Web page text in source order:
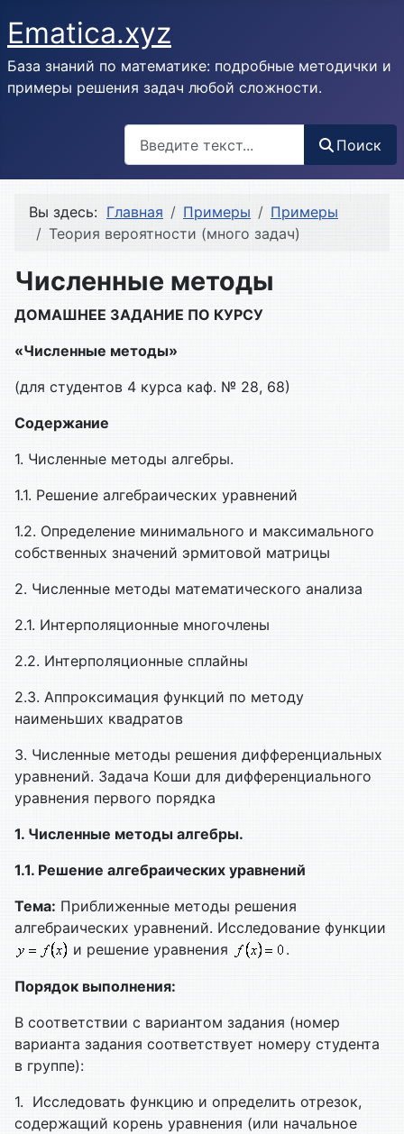
Ematica.xyz
База знаний по математике: подробные методички и
примеры решения задач любой сложности.
Поиск
Вы здесь: Главная Примеры
Примеры
Теория вероятности (много задач)
Численные методы
ДОМАШНЕЕ ЗАДАНИЕ ПО КУРСУ
«Численные методы»
(для студентов 4 курса каф. № 28, 68)
Содержание
1. Численные методы алгебры.
1.1. Решение алгебраических уравнений
1.2. Определение минимального и максимального
собственных значений эрмитовой матрицы
2. Численные методы математического анализа
2.1. Интерполяционные многочлены
2.2. Интерполяционные сплайны
2.3. Аппроксимация функций по методу
наименьших квадратов
3. Численные методы решения дифференциальных
уравнений. Задача Коши для дифференциального
уравнения первого порядка
1. Численные методы алгебры.
1.1. Решение алгебраических уравнений
Тема: Приближенные методы решения
алгебраических уравнений. Исследование функции
и решение уравнения
.
Порядок выполнения:
В соответствии с вариантом задания (номер
варианта задания соответствует номеру студента
в группе):
1. Исследовать функцию и определить отрезок,
содержащий корень уравнения (или начальное